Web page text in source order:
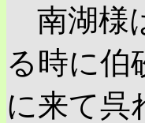
南湖様
る時に伯
に来て呉